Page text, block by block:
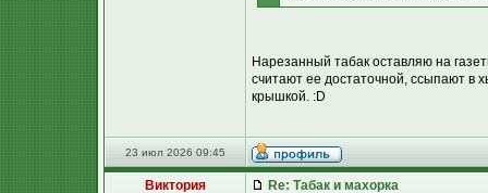
Нарезанный табак оставляю на
считают ее достаточной, ссыпают в
крышкой. :D
23 июл 2026 09:45
Виктория
Re: Табак и махорка